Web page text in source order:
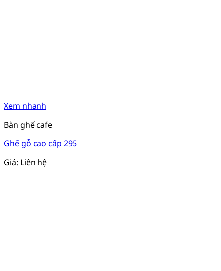
Xem nhanh
Bàn ghế cafe
Ghế gỗ cao cấp 295
Giá: Liên hệ